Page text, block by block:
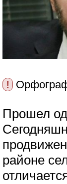
!
Прошел
районе